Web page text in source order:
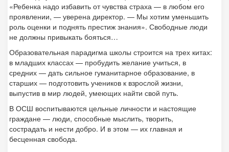
«Ребенка надо избавить от чувства страха — в любом его
проявлении, — уверена директор. — Мы хотим уменьшить
роль оценки и поднять престиж знания». Свободные люди
не должны привыкать бояться…
Образовательная парадигма школы строится на трех китах:
в младших классах — пробудить желание учиться, в
средних — дать сильное гуманитарное образование, в
старших — подготовить учеников к взрослой жизни,
выпустив в мир людей, умеющих найти свой путь.
В ОСШ воспитываются цельные личности и настоящие
граждане — люди, способные мыслить, творить,
сострадать и нести добро. И в этом — их главная и
бесценная свобода.